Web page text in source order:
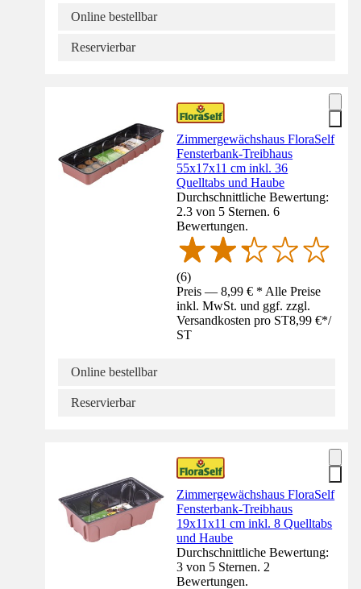
Online bestellbar
Reservierbar
Zimmergewächshaus FloraSelf
Fensterbank-Treibhaus
55x17x11 cm inkl. 36
Quelltabs und Haube
Durchschnittliche Bewertung:
2.3 von 5 Sternen. 6
Bewertungen.
(6)
Preis — 8,99 € * Alle Preise
inkl. MwSt. und ggf. zzgl.
Versandkosten pro ST8,99 €*/
ST
Online bestellbar
Reservierbar
Zimmergewächshaus FloraSelf
Fensterbank-Treibhaus
19x11x11 cm inkl. 8 Quelltabs
und Haube
Durchschnittliche Bewertung:
3 von 5 Sternen. 2
Bewertungen.